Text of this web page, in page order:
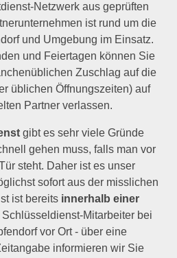
Netzwerk aus geprüften
ist rund um die
und Umgebung im Einsatz.
und Feiertagen können Sie
Zuschlag auf die
üblichen Öffnungszeiten) auf
Partner verlassen.
gibt es sehr viele Gründe
gehen muss, falls man vor
steht. Daher ist es unser
sofort aus der misslichen
ist bereits innerhalb einer
Mitarbeiter bei
vor Ort - über eine
informieren wir Sie